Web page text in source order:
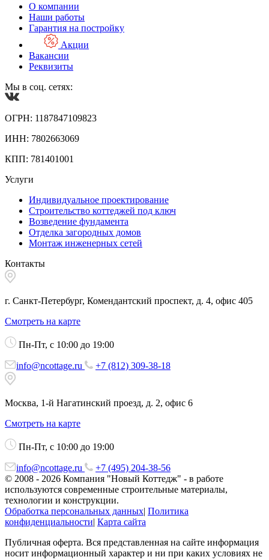
О компании
Наши работы
Гарантия на постройку
Акции
Вакансии
Реквизиты
Мы в соц. сетях:
ОГРН: 1187847109823
ИНН: 7802663069
КПП: 781401001
Услуги
Индивидуальное проектирование
Строительство коттеджей под ключ
Возведение фундамента
Отделка загородных домов
Монтаж инженерных сетей
Контакты
г. Санкт-Петербург, Комендантский проспект, д. 4, офис 405
Смотреть на карте
Пн-Пт, с 10:00 до 19:00
info@ncottage.ru +7 (812) 309-38-18
Москва, 1-й Нагатинский проезд, д. 2, офис 6
Смотреть на карте
Пн-Пт, с 10:00 до 19:00
info@ncottage.ru
+7 (495) 204-38-56
© 2008 - 2026 Компания "Новый Коттедж" - в работе
используются современные строительные материалы,
технологии и конструкции.
Обработка персональных данных| Политика
конфиденциальности| Карта сайта
Публичная оферта. Вся представленная на сайте информация
носит информационный характер и ни при каких условиях не